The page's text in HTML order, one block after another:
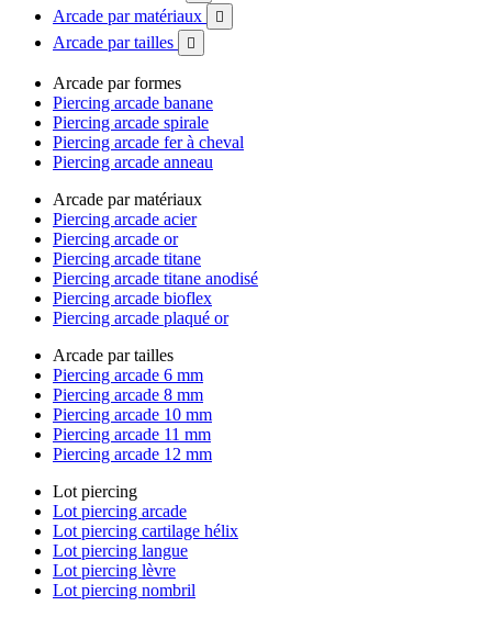
Arcade par matériaux 
Arcade par tailles 
Arcade par formes
Piercing arcade banane
Piercing arcade spirale
Piercing arcade fer à cheval
Piercing arcade anneau
Arcade par matériaux
Piercing arcade acier
Piercing arcade or
Piercing arcade titane
Piercing arcade titane anodisé
Piercing arcade bioflex
Piercing arcade plaqué or
Arcade par tailles
Piercing arcade 6 mm
Piercing arcade 8 mm
Piercing arcade 10 mm
Piercing arcade 11 mm
Piercing arcade 12 mm
Lot piercing
Lot piercing arcade
Lot piercing cartilage hélix
Lot piercing langue
Lot piercing lèvre
Lot piercing nombril